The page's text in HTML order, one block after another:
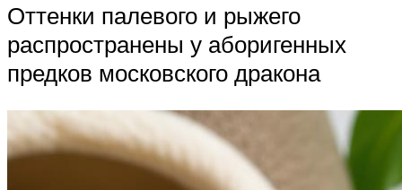
Оттенки палевого и рыжего
распространены у аборигенных
предков московского дракона